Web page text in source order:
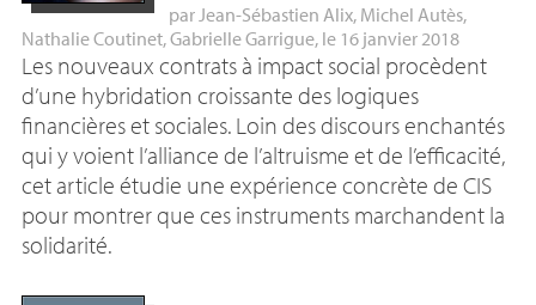
par Jean-Sébastien Alix, Michel Autès,
Nathalie Coutinet,Gabrielle Garrigue, le 16 janvier 2018
Les nouveaux contrats à impact social procèdent
d’une hybridation croissante des logiques
financières et sociales. Loin des discours enchantés
qui y voient l’alliance de l’altruisme et de l’efficacité,
cet article étudie une expérience concrète de CIS
pour montrer que ces instruments marchandent la
solidarité.